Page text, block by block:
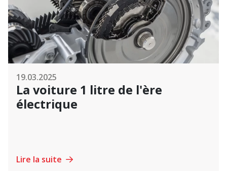
19.03.2025
La voiture 1 litre de l'ère
électrique
Lire la suite